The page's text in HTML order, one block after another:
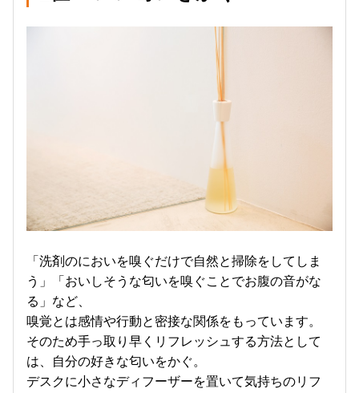
「洗剤のにおいを嗅ぐだけで自然と掃除をしてしま
う」「おいしそうな匂いを嗅ぐことでお腹の音がな
る」など、
嗅覚とは感情や行動と密接な関係をもっています。
そのため手っ取り早くリフレッシュする方法として
は、自分の好きな匂いをかぐ。
デスクに小さなディフーザーを置いて気持ちのリフ